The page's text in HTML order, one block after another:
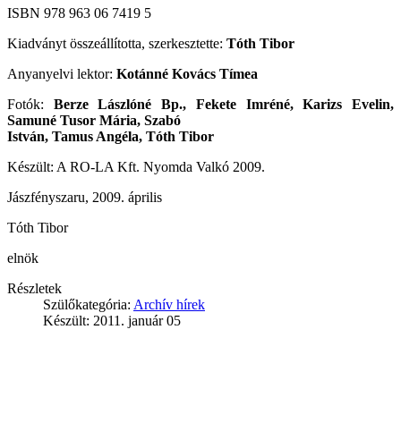
ISBN 978 963 06 7419 5
Kiadványt összeállította, szerkesztette: Tóth Tibor
Anyanyelvi lektor: Kotánné Kovács Tímea
Fotók: Berze Lászlóné Bp., Fekete Imréné, Karizs Evelin,
Samuné Tusor Mária, Szabó
István, Tamus Angéla, Tóth Tibor
Készült: A RO-LA Kft. Nyomda Valkó 2009.
Jászfényszaru, 2009. április
Tóth Tibor
elnök
Részletek
Szülőkategória: Archív hírek
Készült: 2011. január 05